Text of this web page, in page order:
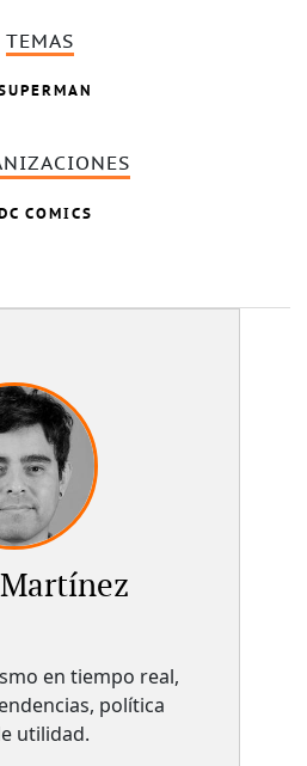
TEMAS
COMICS
en tiempo real,
política
utilidad.